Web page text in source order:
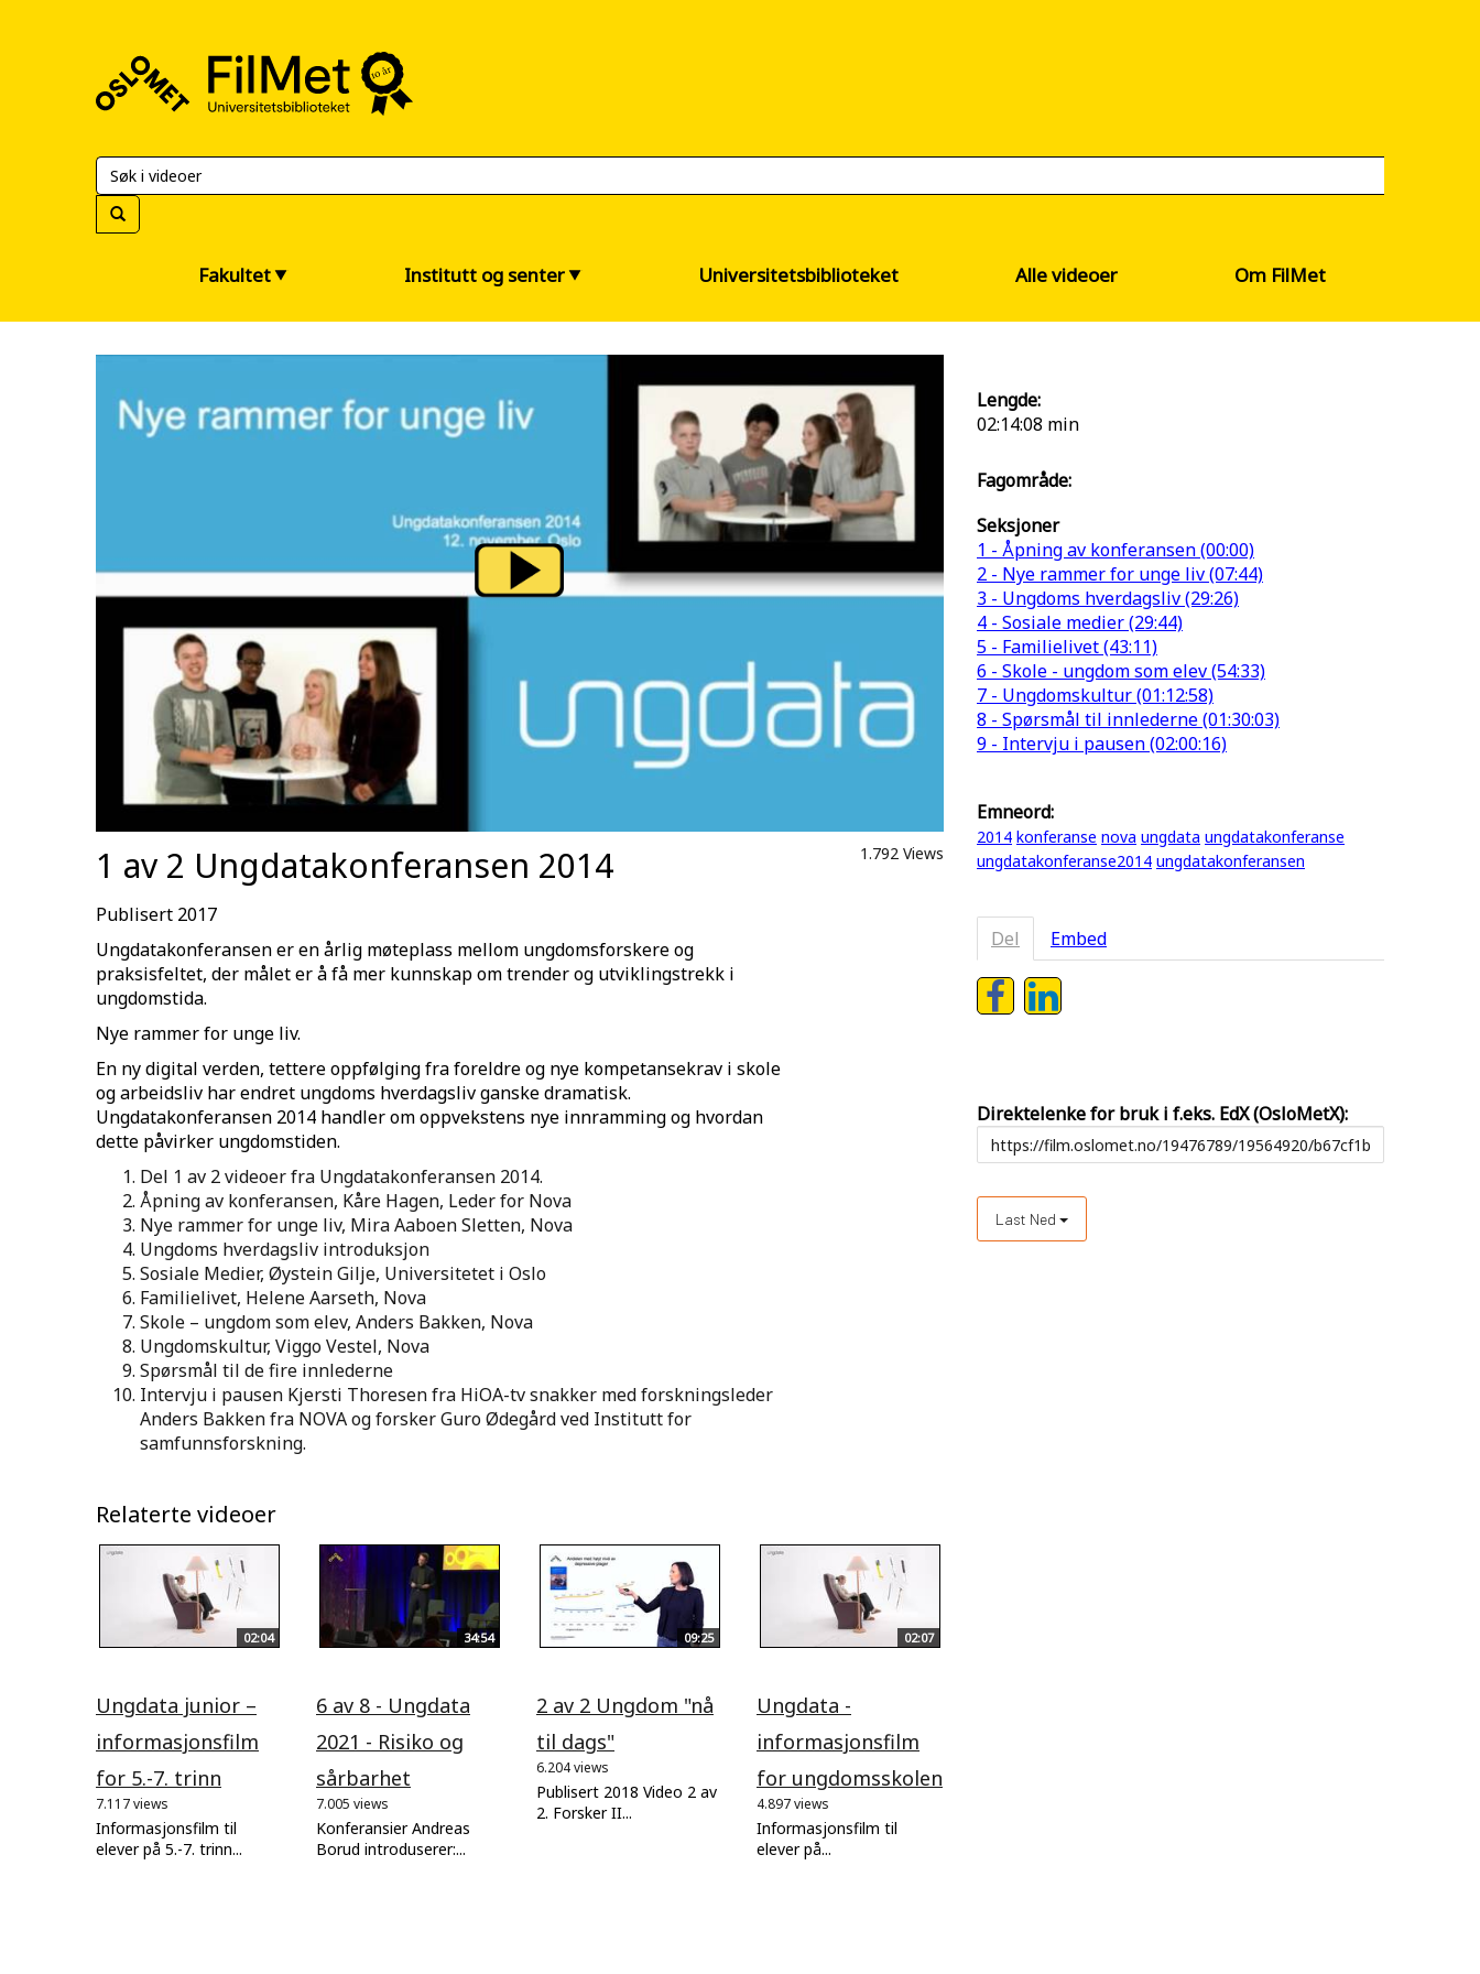
Universitetsbiblioteket
Fakultet Institutt og senter Universitetsbiblioteket Alle videoer Om FilMet
1 av 2 Ungdatakonferansen 2014 1.792 Views
Publisert 2017
Ungdatakonferansen er en årlig møteplass mellom ungdomsforskere og
praksisfeltet, der målet er å få mer kunnskap om trender og utviklingstrekk i
ungdomstida.
Nye rammer for unge liv.
En ny digital verden, tettere oppfølging fra foreldre og nye kompetansekrav i skole
og arbeidsliv har endret ungdoms hverdagsliv ganske dramatisk.
Ungdatakonferansen 2014 handler om oppvekstens nye innramming og hvordan
dette påvirker ungdomstiden.
Del 1 av 2 videoer fra Ungdatakonferansen 2014.
Åpning av konferansen, Kåre Hagen, Leder for Nova
Nye rammer for unge liv, Mira Aaboen Sletten, Nova
Ungdoms hverdagsliv introduksjon
Sosiale Medier, Øystein Gilje, Universitetet i Oslo
Familielivet, Helene Aarseth, Nova
Skole – ungdom som elev, Anders Bakken, Nova
Ungdomskultur, Viggo Vestel, Nova
Spørsmål til de fire innlederne
Intervju i pausen Kjersti Thoresen fra HiOA-tv snakker med forskningsleder
Anders Bakken fra NOVA og forsker Guro Ødegård ved Institutt for
samfunnsforskning.
Relaterte videoer
02:04
Ungdata junior –
informasjonsfilm
for 5.-7. trinn
7.117 views
Informasjonsfilm til
elever på 5.-7. trinn...
34:54
6 av 8 - Ungdata
2021 - Risiko og
sårbarhet
7.005 views
Konferansier Andreas
Borud introduserer:...
09:25
2 av 2 Ungdom "nå
til dags"
6.204 views
Publisert 2018 Video 2 av
2. Forsker II...
02:07
Ungdata -
informasjonsfilm
for ungdomsskolen
4.897 views
Informasjonsfilm til
elever på...
Lengde:
02:14:08 min
Fagområde:
Seksjoner
1 - Åpning av konferansen (00:00)
2 - Nye rammer for unge liv (07:44)
3 - Ungdoms hverdagsliv (29:26)
4 - Sosiale medier (29:44)
5 - Familielivet (43:11)
6 - Skole - ungdom som elev (54:33)
7 - Ungdomskultur (01:12:58)
8 - Spørsmål til innlederne (01:30:03)
9 - Intervju i pausen (02:00:16)
Emneord:
2014 konferanse nova ungdata ungdatakonferanse
ungdatakonferanse2014 ungdatakonferansen
Del Embed
Direktelenke for bruk i f.eks. EdX (OsloMetX):
Last Ned